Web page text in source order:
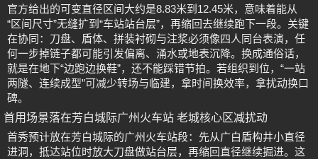
官方给出的可变直径区间大约是8.83米到12.45米，意味着能从
“区间尺寸”无缝扩到“车站站台层”，再缩回去继续跑下一段。关键
在协同：刀盘、盾体、拼装衬砌与注浆必须像四人同台表演，任
何一步掉链子都可能引发偏离、涌水或地表沉降。换成通俗话，
就是在地下“边跑边换鞋”，还不能踩错节拍。若组织到位，“一站
两隧、连续成型”可减少转场与临建，拿时间换效率，拿扰动换口
碑。
首用场景落在芳白城际广州火车站 老城核心区减扰动
首秀预计放在芳白城际的广州火车站段：先从广白盾构井小直径
进洞，抵达站位时放大刀盘做站台层，再缩回直径继续掘进。这